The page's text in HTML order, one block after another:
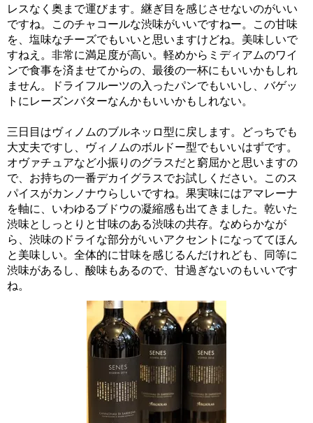
レスなく奥まで運びます。継ぎ目を感じさせないのがいい
ですね。このチャコールな渋味がいいですねー。この甘味
を、塩味なチーズでもいいと思いますけどね。美味しいで
すねえ。非常に満足度が高い。軽めからミディアムのワイ
ンで食事を済ませてからの、最後の一杯にもいいかもしれ
ません。ドライフルーツの入ったパンでもいいし、バゲッ
トにレーズンバターなんかもいいかもしれない。
三日目はヴィノムのブルネッロ型に戻します。どっちでも
大丈夫ですし、ヴィノムのボルドー型でもいいはずです。
オヴァチュアなど小振りのグラスだと窮屈かと思いますの
で、お持ちの一番デカイグラスでお試しください。このス
パイスがカンノナウらしいですね。果実味にはアマレーナ
を軸に、いわゆるブドウの凝縮感も出てきました。乾いた
渋味としっとりと甘味のある渋味の共存。なめらかなが
ら、渋味のドライな部分がいいアクセントになっててほん
と美味しい。全体的に甘味を感じるんだけれども、同等に
渋味があるし、酸味もあるので、甘過ぎないのもいいです
ね。